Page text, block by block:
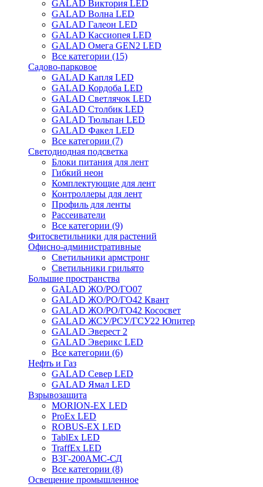
GALAD Виктория LED
GALAD Волна LED
GALAD Галеон LED
GALAD Кассиопея LED
GALAD Омега GEN2 LED
Все категории (15)
Садово-парковое
GALAD Капля LED
GALAD Кордоба LED
GALAD Светлячок LED
GALAD Столбик LED
GALAD Тюльпан LED
GALAD Факел LED
Все категории (7)
Светодиодная подсветка
Блоки питания для лент
Гибкий неон
Комплектующие для лент
Контроллеры для лент
Профиль для ленты
Рассеиватели
Все категории (9)
Фитосветильники для растений
Офисно-административные
Светильники армстронг
Светильники грильято
Большие пространства
GALAD ЖО/РО/ГО07
GALAD ЖО/РО/ГО42 Квант
GALAD ЖО/РО/ГО42 Кососвет
GALAD ЖСУ/РСУ/ГСУ22 Юпитер
GALAD Эверест 2
GALAD Эверикс LED
Все категории (6)
Нефть и Газ
GALAD Север LED
GALAD Ямал LED
Взрывозащита
MORION-EX LED
ProEx LED
ROBUS-EX LED
TablEx LED
TraffEx LED
В3Г-200АМС-СД
Все категории (8)
Освещение промышленное